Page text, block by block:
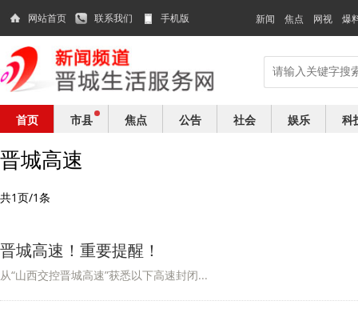
网站首页 联系我们 手机版 新闻 焦点 网视 爆
首页 市县 焦点 公告 社会 娱乐 科
晋城高速
共1页/1条
晋城高速！重要提醒！
从“山西交控晋城高速”获悉以下高速封闭...